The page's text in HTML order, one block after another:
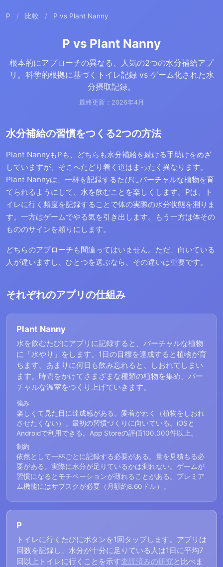
P / 比較 / P vs Plant Nanny
P vs Plant Nanny
根本的にアプローチの異なる、人気の2つの水分補給アプ
リ。科学的根拠に基づくトイレ記録 vs ゲーム化された水
分摂取記録。
最終更新：2026年4月
水分補給の習慣をつくる2つの方法
Plant NannyもPも、どちらも水分補給を続ける手助けをめざ
していますが、そこへたどり着く道はまったく異なります。
Plant Nannyは、一杯を記録するたびにバーチャルな植物を育
てられるようにして、水を飲むことを楽しくします。Pは、ト
イレに行く頻度を記録することで体の実際の水分状態を測りま
す。一方はゲームでやる気を引き出します。もう一方は体その
もののサインを頼りにします。
どちらのアプローチも間違ってはいません。ただ、向いている
人が違いますし、ひとつを選ぶなら、その違いは重要です。
それぞれのアプリの仕組み
Plant Nanny
水を飲むたびにアプリに記録すると、バーチャルな植物
に「水やり」をします。1日の目標を達成すると植物が育
ちます。あまりに何日も飲み忘れると、しおれてしまい
ます。時間をかけてさまざまな種類の植物を集め、バー
チャルな温室をつくり上げていきます。
強み
楽しくて見た目に達成感がある。愛着がわく（植物をしおれ
させたくない）。最初の習慣づくりに向いている。iOSと
Androidで利用できる。App Storeの評価100,000件以上。
制約
依然として一杯ごとに記録する必要がある。量を見積もる必
要がある。実際に水分が足りているかは測れない。ゲームが
習慣になるとモチベーションが薄れることがある。プレミア
ム機能にはサブスクが必要（月額約8.60ドル）。
P
トイレに行くたびにボタンを1回タップします。アプリは
回数を記録し、水分が十分に足りている人は1日に平均7
回以上トイレに行くことを示す査読済みの研究と比べま